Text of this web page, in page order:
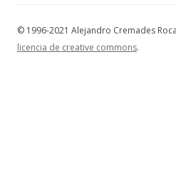
© 1996-2021 Alejandro Cremades
licencia de creative commons.